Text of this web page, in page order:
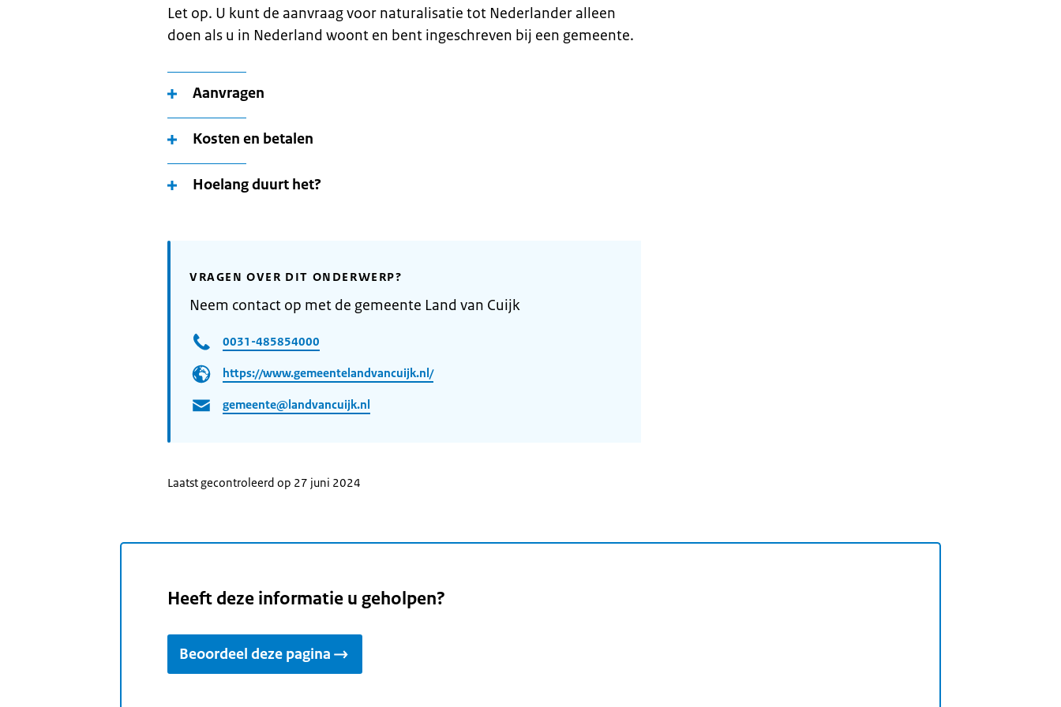
Let op. U kunt de aanvraag voor naturalisatie tot Nederlander alleen
doen als u in Nederland woont en bent ingeschreven bij een gemeente.
Aanvragen
Kosten en betalen
Hoelang duurt het?
VRAGEN OVER DIT ONDERWERP?
Neem contact op met de gemeente Land van Cuijk
0031-485854000
https://www.gemeentelandvancuijk.nl/
gemeente@landvancuijk.nl
Laatst gecontroleerd op 27 juni 2024
Heeft deze informatie u geholpen?
Beoordeel deze pagina